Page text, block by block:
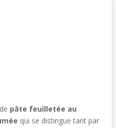
pâte feuilletée au
qui se distingue tant par